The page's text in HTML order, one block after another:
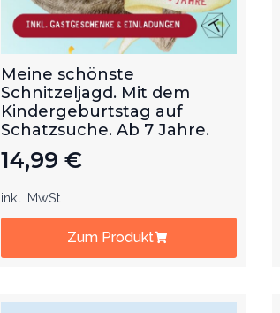
Meine schönste
Schnitzeljagd. Mit dem
Kindergeburtstag auf
Schatzsuche. Ab 7 Jahre.
14,99 €
inkl. MwSt.
Zum Produkt